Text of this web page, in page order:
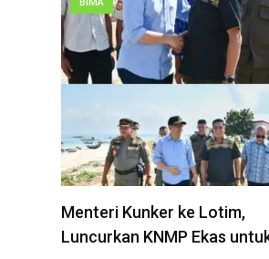
Menteri Kunker ke Lotim,
Luncurkan KNMP Ekas